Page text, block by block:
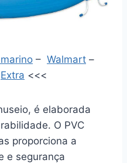
– Walmart –
Extra <<<
é elaborada
O PVC
proporciona a
e segurança